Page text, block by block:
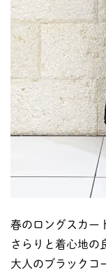
春のロングスカー
さらりと着心地の
大人のブラックコ